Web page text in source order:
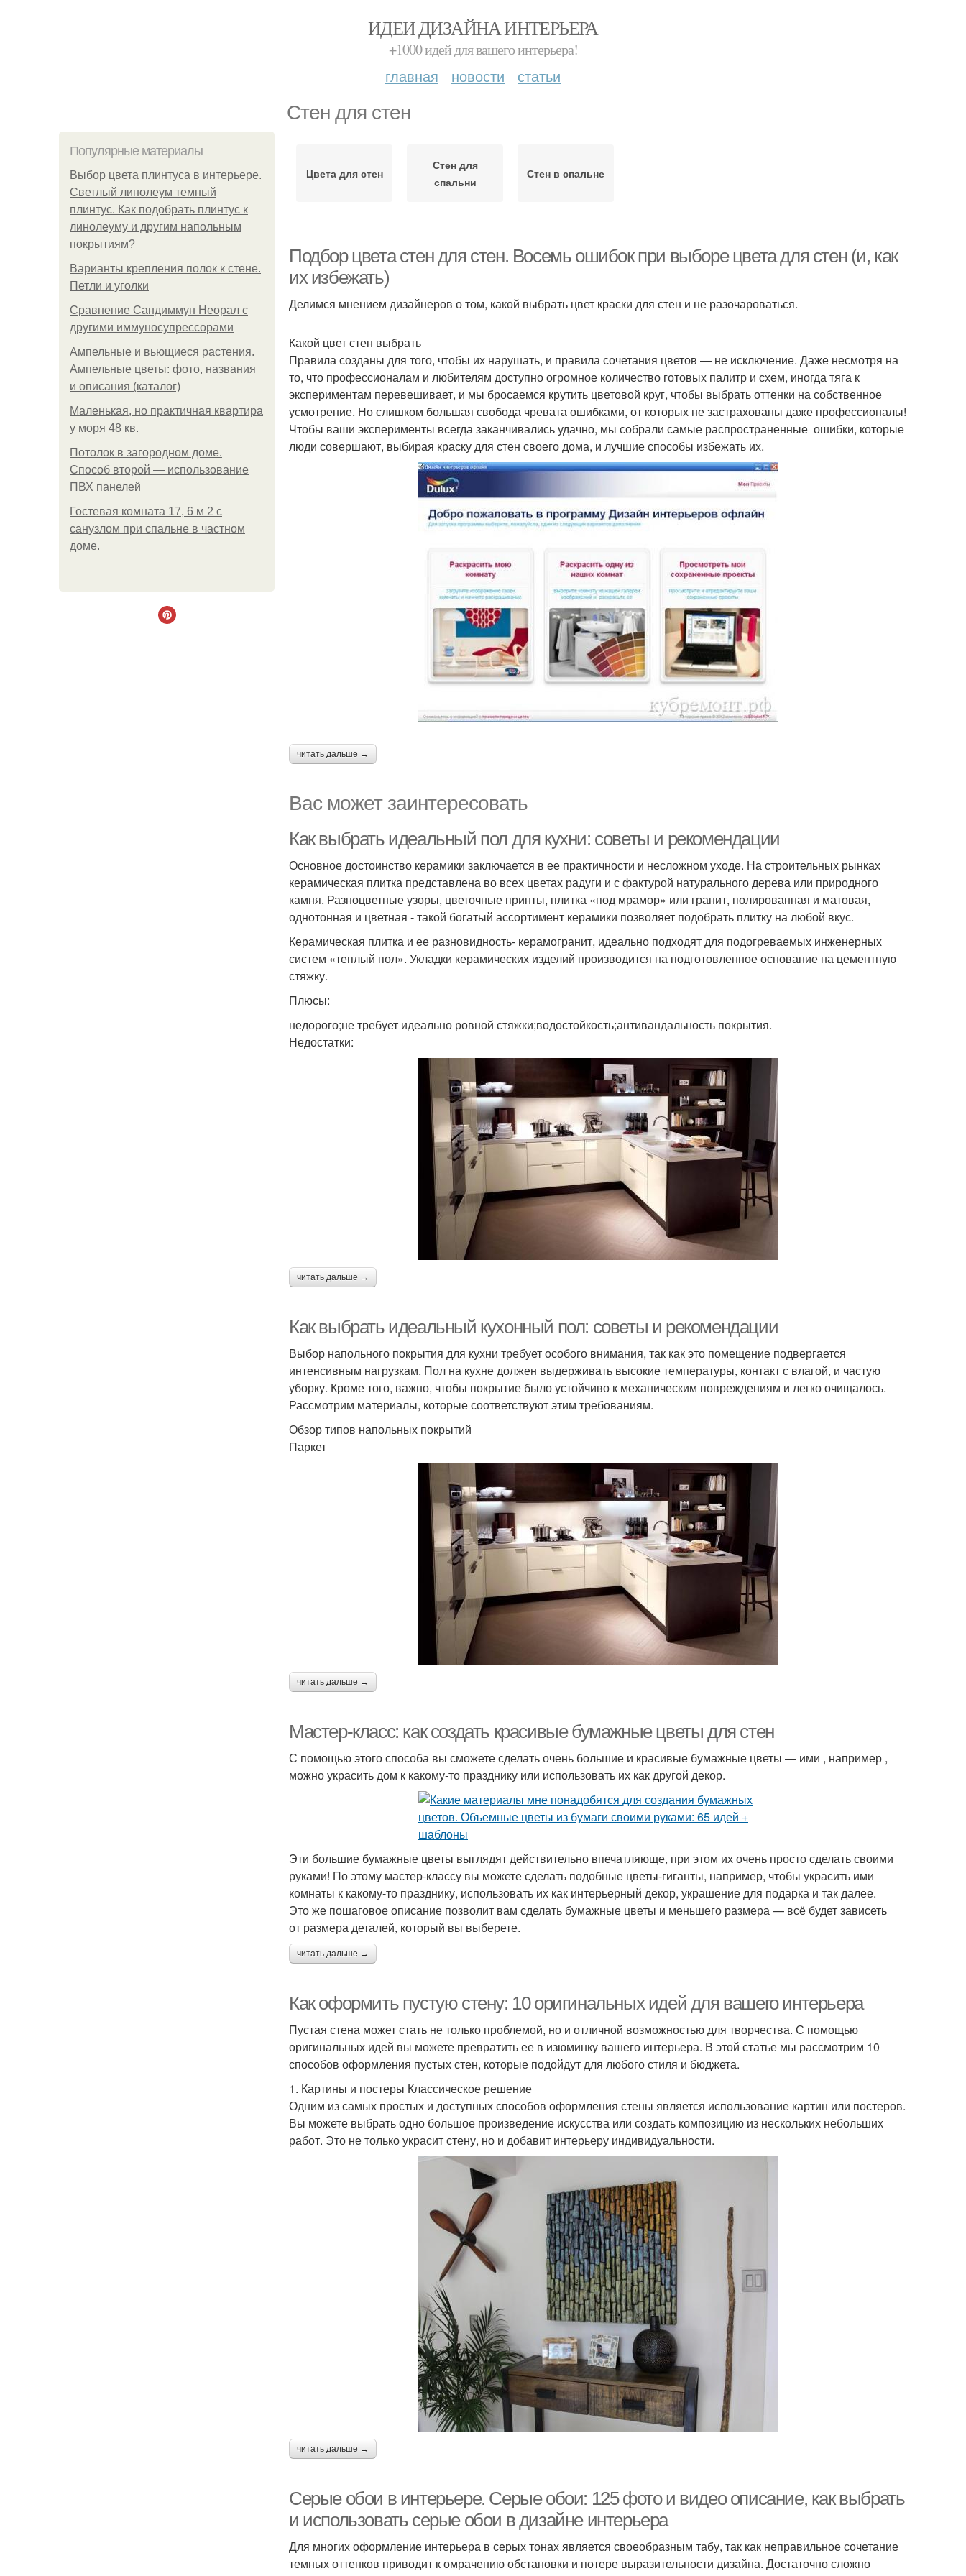
ИДЕИ ДИЗАЙНА ИНТЕРЬЕРА
+1000 идей для вашего интерьера!
главная новости статьи
Стен для стен
Популярные материалы
Выбор цвета плинтуса в интерьере.
Светлый линолеум темный
плинтус. Как подобрать плинтус к
линолеуму и другим напольным
покрытиям?
Варианты крепления полок к стене.
Петли и уголки
Сравнение Сандиммун Неорал с
другими иммуносупрессорами
Ампельные и вьющиеся растения.
Ампельные цветы: фото, названия
и описания (каталог)
Маленькая, но практичная квартира
у моря 48 кв.
Потолок в загородном доме.
Способ второй — использование
ПВХ панелей
Гостевая комната 17, 6 м 2 с
санузлом при спальне в частном
доме.
Цвета для стен
Стен для
спальни
Стен в спальне
Подбор цвета стен для стен. Восемь ошибок при выборе цвета для стен (и, как
их избежать)
Делимся мнением дизайнеров о том, какой выбрать цвет краски для стен и не разочароваться.
Какой цвет стен выбрать
Правила созданы для того, чтобы их нарушать, и правила сочетания цветов — не исключение. Даже несмотря на
то, что профессионалам и любителям доступно огромное количество готовых палитр и схем, иногда тяга к
экспериментам перевешивает, и мы бросаемся крутить цветовой круг, чтобы выбрать оттенки на собственное
усмотрение. Но слишком большая свобода чревата ошибками, от которых не застрахованы даже профессионалы!
Чтобы ваши эксперименты всегда заканчивались удачно, мы собрали самые распространенные ошибки, которые
люди совершают, выбирая краску для стен своего дома, и лучшие способы избежать их.
читать дальше →
Вас может заинтересовать
Как выбрать идеальный пол для кухни: советы и рекомендации
Основное достоинство керамики заключается в ее практичности и несложном уходе. На строительных рынках
керамическая плитка представлена во всех цветах радуги и с фактурой натурального дерева или природного
камня. Разноцветные узоры, цветочные принты, плитка «под мрамор» или гранит, полированная и матовая,
однотонная и цветная - такой богатый ассортимент керамики позволяет подобрать плитку на любой вкус.
Керамическая плитка и ее разновидность- керамогранит, идеально подходят для подогреваемых инженерных
систем «теплый пол». Укладки керамических изделий производится на подготовленное основание на цементную
стяжку.
Плюсы:
недорого;не требует идеально ровной стяжки;водостойкость;антивандальность покрытия.
Недостатки:
читать дальше →
Как выбрать идеальный кухонный пол: советы и рекомендации
Выбор напольного покрытия для кухни требует особого внимания, так как это помещение подвергается
интенсивным нагрузкам. Пол на кухне должен выдерживать высокие температуры, контакт с влагой, и частую
уборку. Кроме того, важно, чтобы покрытие было устойчиво к механическим повреждениям и легко очищалось.
Рассмотрим материалы, которые соответствуют этим требованиям.
Обзор типов напольных покрытий
Паркет
читать дальше →
Мастер-класс: как создать красивые бумажные цветы для стен
С помощью этого способа вы сможете сделать очень большие и красивые бумажные цветы — ими , например ,
можно украсить дом к какому-то празднику или использовать их как другой декор.
Эти большие бумажные цветы выглядят действительно впечатляюще, при этом их очень просто сделать своими
руками! По этому мастер-классу вы можете сделать подобные цветы-гиганты, например, чтобы украсить ими
комнаты к какому-то празднику, использовать их как интерьерный декор, украшение для подарка и так далее.
Это же пошаговое описание позволит вам сделать бумажные цветы и меньшего размера — всё будет зависеть
от размера деталей, который вы выберете.
читать дальше →
Как оформить пустую стену: 10 оригинальных идей для вашего интерьера
Пустая стена может стать не только проблемой, но и отличной возможностью для творчества. С помощью
оригинальных идей вы можете превратить ее в изюминку вашего интерьера. В этой статье мы рассмотрим 10
способов оформления пустых стен, которые подойдут для любого стиля и бюджета.
1. Картины и постеры Классическое решение
Одним из самых простых и доступных способов оформления стены является использование картин или постеров.
Вы можете выбрать одно большое произведение искусства или создать композицию из нескольких небольших
работ. Это не только украсит стену, но и добавит интерьеру индивидуальности.
читать дальше →
Серые обои в интерьере. Серые обои: 125 фото и видео описание, как выбрать
и использовать серые обои в дизайне интерьера
Для многих оформление интерьера в серых тонах является своеобразным табу, так как неправильное сочетание
темных оттенков приводит к омрачению обстановки и потере выразительности дизайна. Достаточно сложно